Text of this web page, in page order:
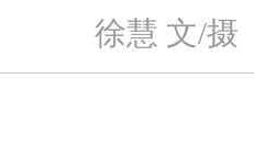
徐慧 文/摄